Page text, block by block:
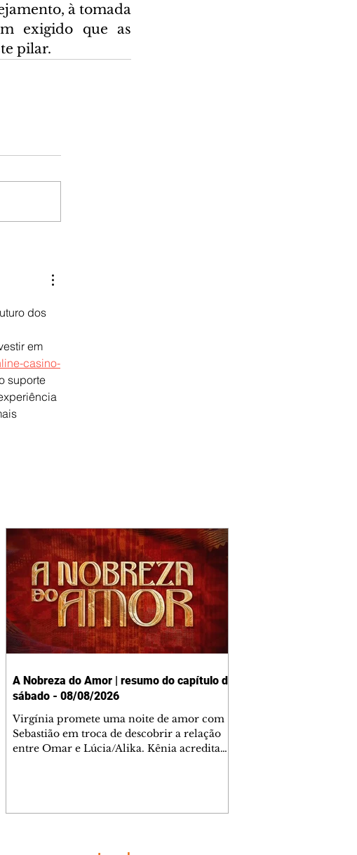
à tomada
exigido que as
pilar.
dos
em
casino-
suporte
A Nobreza do Amor | resumo do capítulo de
sábado - 08/08/2026
Virgínia promete uma noite de amor com
Sebastião em troca de descobrir a relação
entre Omar e Lúcia/Alika. Kênia acredita
comentam sobre a possível jazida de